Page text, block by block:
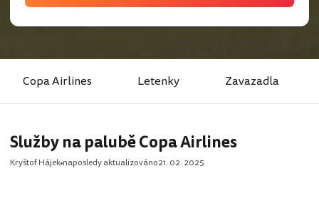
Copa Airlines Letenky Zavazadla
Služby na palubě Copa Airlines
Kryštof Hájek naposledy aktualizováno21. 02. 2025